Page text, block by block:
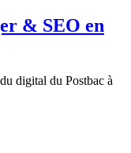
& SEO en
digital du Postbac à